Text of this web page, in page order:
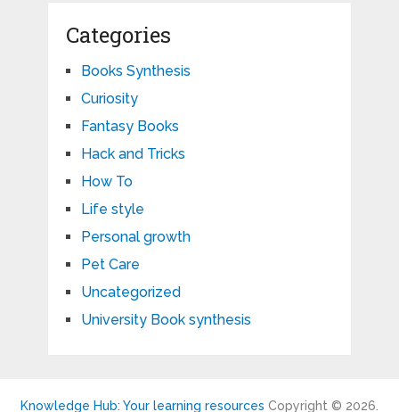
Categories
Books Synthesis
Curiosity
Fantasy Books
Hack and Tricks
How To
Life style
Personal growth
Pet Care
Uncategorized
University Book synthesis
Knowledge Hub: Your learning resources Copyright © 2026.